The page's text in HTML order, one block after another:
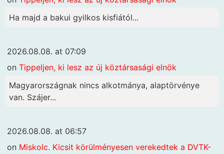
Ha majd a bakui gyilkos kisfiától...
2026.08.08. at 07:09
on Tippeljen, ki lesz az új köztársasági elnök
Magyarországnak nincs alkotmánya, alaptörvénye
van. Szájer...
2026.08.08. at 06:57
on Miskolc. Kicsit körülményesen verekedtek a DVTK-